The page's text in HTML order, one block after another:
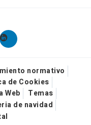
normativo
de Cookies
Web
Temas
de navidad